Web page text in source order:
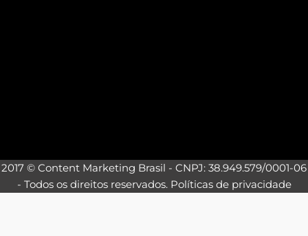
2017 © Content Marketing Brasil - CNPJ: 38.949.579/0001-06
- Todos os direitos reservados. Políticas de privacidade